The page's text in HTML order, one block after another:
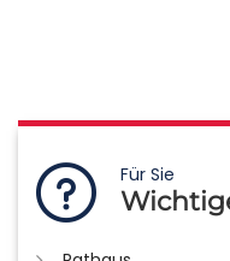
Für Sie